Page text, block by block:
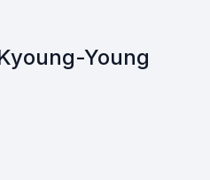
Young